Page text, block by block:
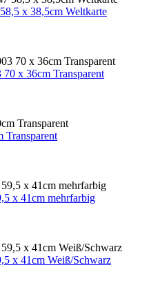
x 38,5cm Weltkarte
x 36cm Transparent
Transparent
x 41cm mehrfarbig
x 41cm Weiß/Schwarz